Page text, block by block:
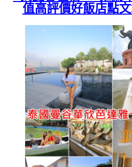
值高評價好飯店點